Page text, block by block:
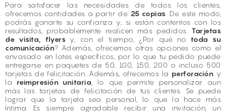
Para satisfacer las necesidades de todos los clientes,
ofrecemos cantidades a partir de 25 copias . De este modo,
podrás ganarte su confianza y, si están contentos con los
resultados, probablemente realicen más pedidos. Tarjetas
de visita, flyers y, con el tiempo, ¿Por qué no toda su
comunicación? Además, ofrecemos otras opciones como el
envasado en lotes específicos, por lo que tu pedido puede
entregarse en paquetes de 50, 100, 150, 200 o incluso 500
tarjetas de felicitación. Además, ofrecemos la perforación y
la reimpresión unitaria , lo que permite personalizar aun
más las tarjetas de felicitación de tus clientes. Se puede
lograr que la tarjeta sea personal, lo que la hace más
íntima. Es siempre agradable recibir una invitación, un